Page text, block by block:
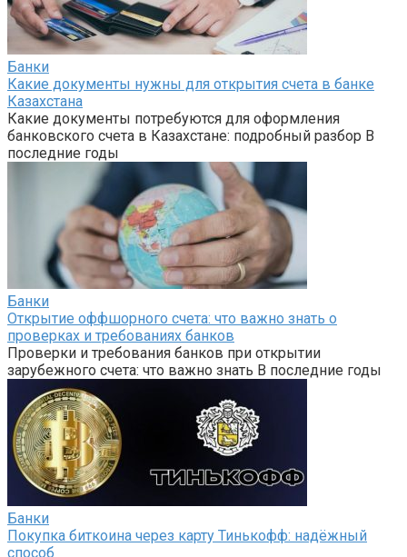
Банки
Какие документы нужны для открытия счета в банке
Казахстана
Какие документы потребуются для оформления
банковского счета в Казахстане: подробный разбор В
последние годы
Банки
Открытие оффшорного счета: что важно знать о
проверках и требованиях банков
Проверки и требования банков при открытии
зарубежного счета: что важно знать В последние годы
Банки
Покупка биткоина через карту Тинькофф: надёжный
способ